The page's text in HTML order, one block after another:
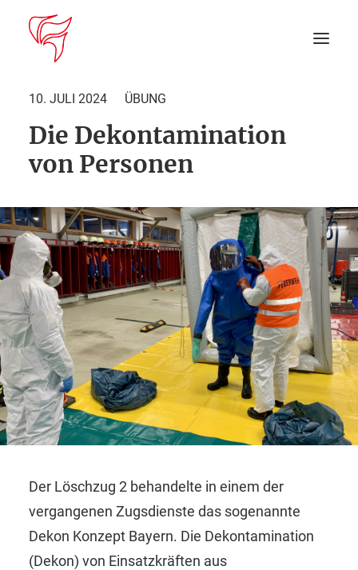
Startseite
DEIN EINSATZ
Suche
10. JULI 2024 ÜBUNG
Die Dekontamination
von Personen
Der Löschzug 2 behandelte in einem der
vergangenen Zugsdienste das sogenannte
Dekon Konzept Bayern. Die Dekontamination
(Dekon) von Einsatzkräften aus